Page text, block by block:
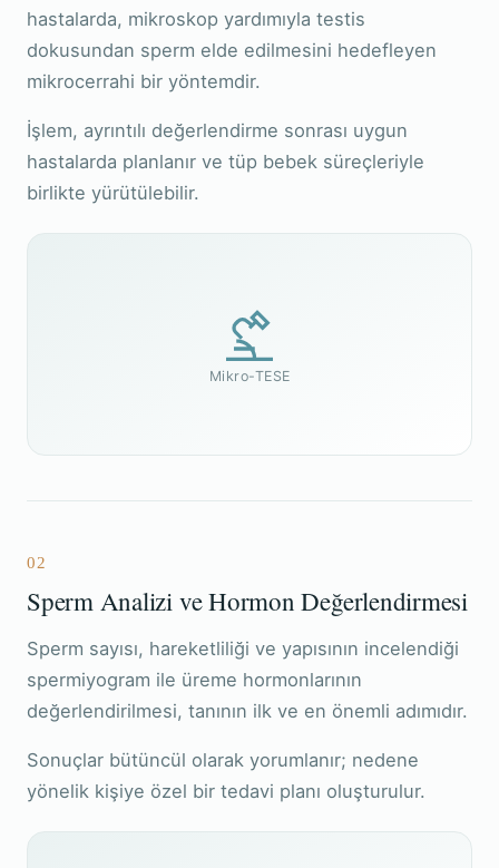
hastalarda, mikroskop yardımıyla testis
dokusundan sperm elde edilmesini hedefleyen
mikrocerrahi bir yöntemdir.
İşlem, ayrıntılı değerlendirme sonrası uygun
hastalarda planlanır ve tüp bebek süreçleriyle
birlikte yürütülebilir.
Mikro-TESE
02
Sperm Analizi ve Hormon Değerlendirmesi
Sperm sayısı, hareketliliği ve yapısının incelendiği
spermiyogram ile üreme hormonlarının
değerlendirilmesi, tanının ilk ve en önemli adımıdır.
Sonuçlar bütüncül olarak yorumlanır; nedene
yönelik kişiye özel bir tedavi planı oluşturulur.